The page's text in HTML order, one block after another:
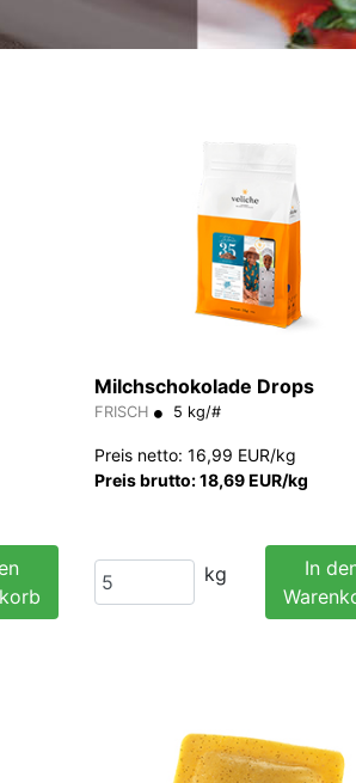
Milchschokolade Drops
FRISCH 5 kg/#
Preis netto: 16,99 EUR/kg
Preis brutto: 18,69 EUR/kg
kg
In